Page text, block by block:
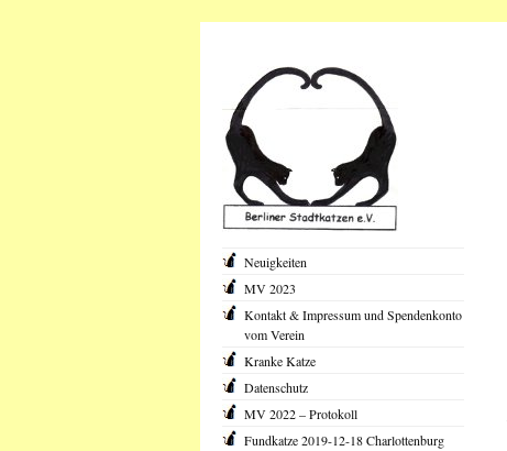
Neuigkeiten
MV 2023
Kontakt & Impressum und Spendenkonto
vom Verein
Kranke Katze
Datenschutz
MV 2022 – Protokoll
Fundkatze 2019-12-18 Charlottenburg